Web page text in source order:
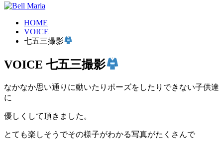
HOME
VOICE
七五三撮影
VOICE 七五三撮影
なかなか思い通りに動いたりポーズをしたりできない子供達
に
優しくして頂きました。
とても楽しそうでその様子がわかる写真がたくさんで